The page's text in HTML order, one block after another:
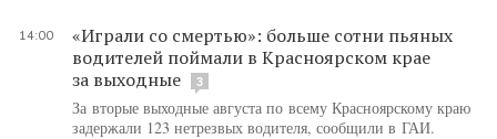
14:00
«Играли со смертью»: больше сотни пьяных
водителей поймали в Красноярском крае
за выходные
3
За вторые выходные августа по всему Красноярскому краю
задержали 123 нетрезвых водителя, сообщили в ГАИ.